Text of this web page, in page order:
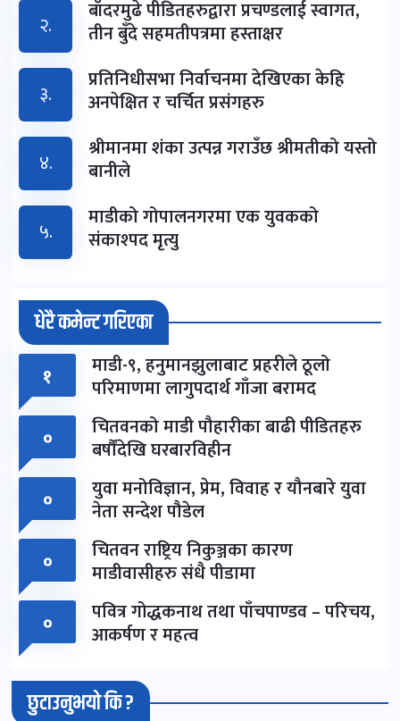
२.
बाँदरमुढे पीडितहरुद्वारा प्रचण्डलाई स्वागत,
तीन बुँदे सहमतीपत्रमा हस्ताक्षर
३.
प्रतिनिधीसभा निर्वाचनमा देखिएका केहि
अनपेक्षित र चर्चित प्रसंगहरु
४.
श्रीमानमा शंका उत्पन्न गराउँछ श्रीमतीको यस्तो
बानीले
५.
माडीको गोपालनगरमा एक युवकको
संकाश्पद मृत्यु
धेरै कमेन्ट गरिएका
१ माडी-९, हनुमानझुलाबाट प्रहरीले ठूलो
परिमाणमा लागुपदार्थ गाँजा बरामद
०
चितवनको माडी पौहारीका बाढी पीडितहरु
बर्षौंदेखि घरबारविहीन
०
युवा मनोविज्ञान, प्रेम, विवाह र यौनबारे युवा
नेता सन्देश पौडेल
०
चितवन राष्ट्रिय निकुञ्जका कारण
माडीवासीहरु संधै पीडामा
०
पवित्र गोद्धकनाथ तथा पाँचपाण्डव – परिचय,
आकर्षण र महत्व
छुटाउनुभयो कि ?